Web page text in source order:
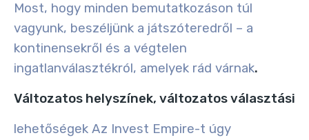
Most, hogy minden bemutatkozáson túl
vagyunk, beszéljünk a játszóteredről – a
kontinensekről és a végtelen
ingatlanválasztékról, amelyek rád várnak.
Változatos helyszínek, változatos választási
lehetőségek Az Invest Empire-t úgy